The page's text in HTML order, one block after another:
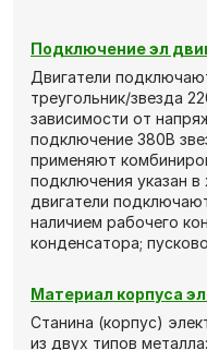
Подключение эл
Двигатели
треугольник/звезда
зависимости от
подключение 380В
применяют
подключения указан
двигатели
наличием рабочего
конденсатора;
Материал корпуса
Станина (корпус)
из двух типов